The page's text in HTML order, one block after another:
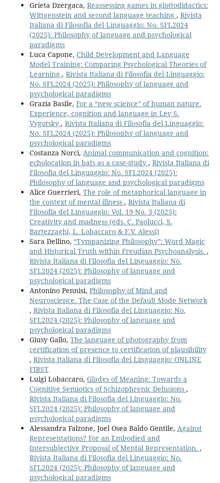
Grieta Dzergaca, Reassessing games in glottodidactics:
Wittgenstein and second language teaching , Rivista
Italiana di Filosofia del Linguaggio: No. SFL2024
(2025): Philosophy of language and psychological
paradigms
Luca Capone, Child Development and Language
Model Training: Comparing Psychological Theories of
Learning , Rivista Italiana di Filosofia del Linguaggio:
No. SFL2024 (2025): Philosophy of language and
psychological paradigms
Grazia Basile, For a “new science” of human nature.
Experience, cognition and language in Lev S.
Vygotsky , Rivista Italiana di Filosofia del Linguaggio:
No. SFL2024 (2025): Philosophy of language and
psychological paradigms
Costanza Norci, Animal communication and cognition:
echolocation in bats as a case-study , Rivista Italiana di
Filosofia del Linguaggio: No. SFL2024 (2025):
Philosophy of language and psychological paradigms
Alice Guerrieri, The role of metaphorical language in
the context of mental illness , Rivista Italiana di
Filosofia del Linguaggio: Vol. 19 No. 3 (2025):
Creativity and madness (eds. C. Paolucci, S.
Bartezzaghi, L. Lobaccaro & F.V. Alessi)
Sara Dellino, “Tympanizing Philosophy”: Word Magic
and Historical Truth within Freudian Psychoanalysis. ,
Rivista Italiana di Filosofia del Linguaggio: No.
SFL2024 (2025): Philosophy of language and
psychological paradigms
Antonino Pennisi, Philosophy of Mind and
Neuroscience. The Case of the Default Mode Network
, Rivista Italiana di Filosofia del Linguaggio: No.
SFL2024 (2025): Philosophy of language and
psychological paradigms
Giusy Gallo, The language of photography from
certification of presence to certification of plausibility
, Rivista Italiana di Filosofia del Linguaggio: ONLINE
FIRST
Luigi Lobaccaro, Glades of Meaning: Towards a
Cognitive Semiotics of Schizophrenic Delusions ,
Rivista Italiana di Filosofia del Linguaggio: No.
SFL2024 (2025): Philosophy of language and
psychological paradigms
Alessandra Falzone, Joel Osea Baldo Gentile, Against
Representations? For an Embodied and
Intersubjective Proposal of Mental Representation. ,
Rivista Italiana di Filosofia del Linguaggio: No.
SFL2024 (2025): Philosophy of language and
psychological paradigms